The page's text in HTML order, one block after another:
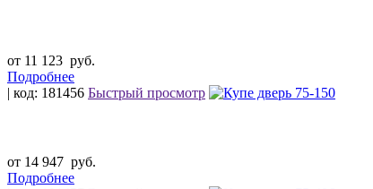
от 11 123 руб.
Подробнее
| код: 181456 Быстрый просмотр
от 14 947 руб.
Подробнее